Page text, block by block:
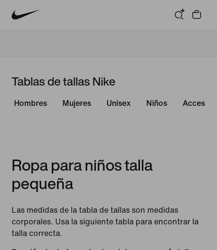
Tablas de tallas Nike
Hombres Mujeres Unisex Niños
Ropa para niños talla
pequeña
Las medidas de la tabla de tallas son medidas
corporales. Usa la siguiente tabla para encontrar la
talla correcta.